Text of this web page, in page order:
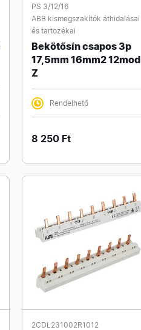
PS 3/12/16
ABB kismegszakítók áthidalásai
és tartozékai
Bekötősín csapos 3p
17,5mm 16mm2 12mod
Z
Rendelhető
8 250 Ft
2CDL231002R1012